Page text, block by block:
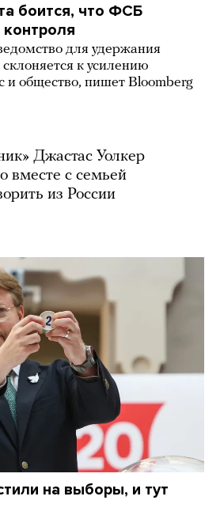
боится, что ФСБ
для удержания
к усилению
и общество, пишет Bloomberg
Джастас Уолкер
вместе с семьей
из России
на выборы, и тут